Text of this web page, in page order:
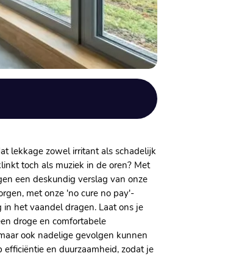
lekkage zowel irritant als schadelijk
toch als muziek in de oren? Met
een deskundig verslag van onze
met onze 'no cure no pay'-
het vaandel dragen. Laat ons je
droge en comfortabele
ook nadelige gevolgen kunnen
en duurzaamheid, zodat je